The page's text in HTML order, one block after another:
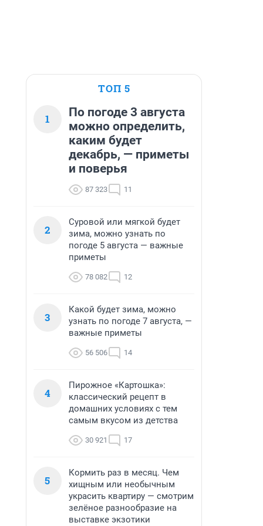
ТОП 5
1
По погоде 3 августа
можно определить,
каким будет
декабрь, — приметы
и поверья
87 323 11
2
Суровой или мягкой будет
зима, можно узнать по
погоде 5 августа — важные
приметы
78 082 12
3
Какой будет зима, можно
узнать по погоде 7 августа, —
важные приметы
56 506 14
4
Пирожное «Картошка»:
классический рецепт в
домашних условиях с тем
самым вкусом из детства
30 921 17
5
Кормить раз в месяц. Чем
хищным или необычным
украсить квартиру — смотрим
зелёное разнообразие на
выставке экзотики